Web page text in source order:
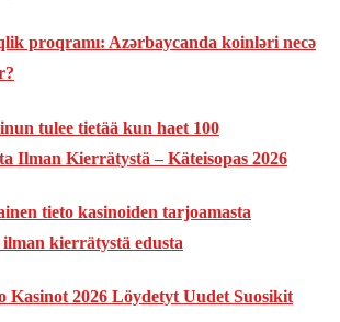
proqramı: Azərbaycanda koinləri necə
tulee tietää kun haet 100
Ilman Kierrätystä – Käteisopas 2026
tieto kasinoiden tarjoamasta
kierrätystä edusta
Kasinot 2026 Löydetyt Uudet Suosikit